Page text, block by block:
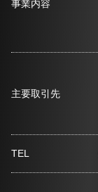
事業内容
主要取引先
TEL